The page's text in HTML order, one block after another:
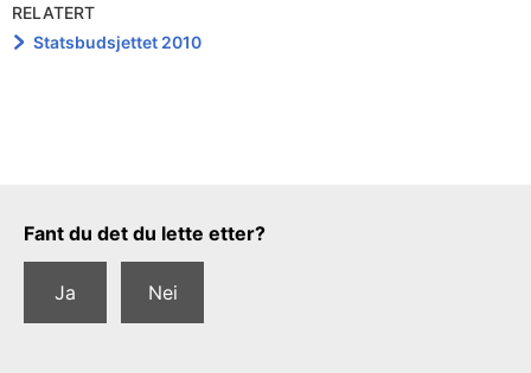
RELATERT
Statsbudsjettet 2010
Tilbakemeldingsskjema
Fant du det du lette etter?
Ja Nei